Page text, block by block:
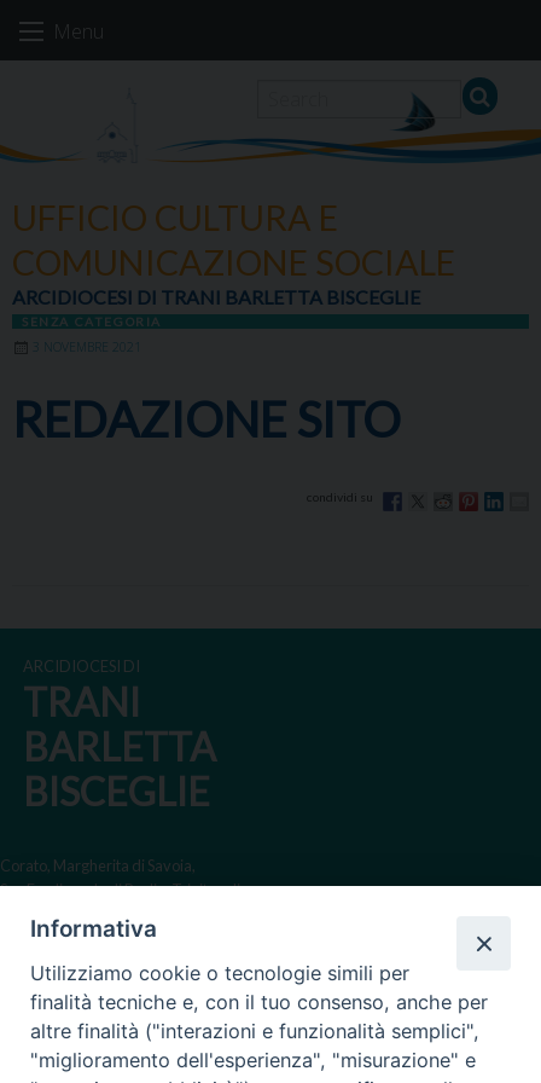
Menu
UFFICIO CULTURA E
COMUNICAZIONE SOCIALE
ARCIDIOCESI DI TRANI BARLETTA BISCEGLIE
SENZA CATEGORIA
3 NOVEMBRE 2021
REDAZIONE SITO
ARCIDIOCESI DI
TRANI
BARLETTA
BISCEGLIE
Corato, Margherita di Savoia,
San Ferdinando di Puglia, Trinitapoli
Sede arcivescovile suffraganea
Regione ecclesiastica Puglia
Via Beltrani, 9
Informativa
Utilizziamo cookie o tecnologie simili per
finalità tecniche e, con il tuo consenso, anche per
altre finalità ("interazioni e funzionalità semplici",
"miglioramento dell'esperienza", "misurazione" e